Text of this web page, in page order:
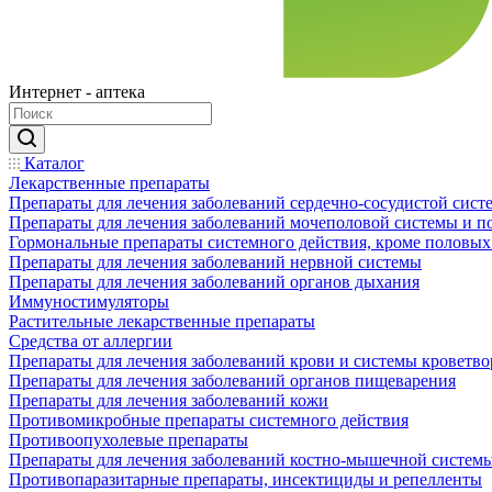
Интернет - аптека
Каталог
Лекарственные препараты
Препараты для лечения заболеваний сердечно-сосудистой
Препараты для лечения заболеваний мочеполовой системы и
Гормональные препараты системного действия, кроме
Препараты для лечения заболеваний нервной системы
Препараты для лечения заболеваний органов дыхания
Иммуностимуляторы
Растительные лекарственные препараты
Средства от аллергии
Препараты для лечения заболеваний крови и системы
Препараты для лечения заболеваний органов пищеварения
Препараты для лечения заболеваний кожи
Противомикробные препараты системного действия
Противоопухолевые препараты
Препараты для лечения заболеваний костно-мышечной
Противопаразитарные препараты, инсектициды и репелленты